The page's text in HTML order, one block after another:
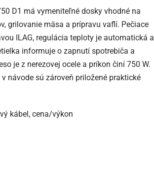
D1 má vymeniteľné dosky vhodné na
grilovanie mäsa a prípravu vaflí. Pečiace
ILAG, regulácia teploty je automatická a
informuje o zapnutí spotrebiča a
je z nerezovej ocele a príkon činí 750 W.
návode sú zároveň priložené praktické
kábel, cena/výkon